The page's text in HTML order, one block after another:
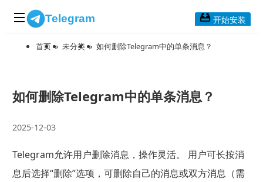
Telegram
应用下载
Telegram Mac版
开始安装
首页 » 未分类 » 如何删除Telegram中的单条消息？
如何删除Telegram中的单条消息？
2025-12-03
Telegram允许用户删除消息，操作灵活。 用户可长按消
息后选择“删除”选项，可删除自己的消息或双方消息（需